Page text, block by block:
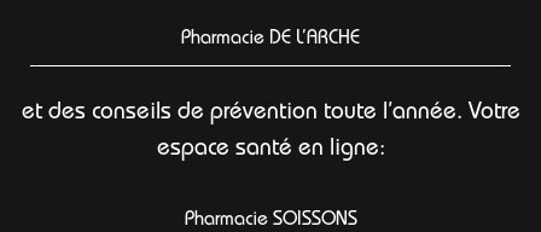
Pharmacie DE L’ARCHE
et des conseils de prévention toute l’année. Votre
espace santé en ligne:
Pharmacie SOISSONS